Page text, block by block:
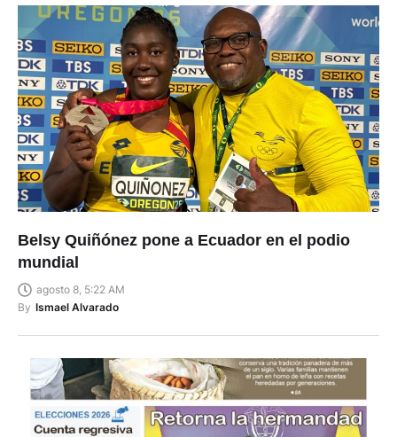
Belsy Quiñónez pone a Ecuador en el podio
mundial
agosto 8, 5:22 AM
By Ismael Alvarado